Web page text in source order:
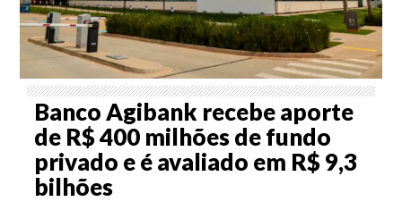
Banco Agibank recebe aporte
de R$ 400 milhões de fundo
privado e é avaliado em R$ 9,3
bilhões